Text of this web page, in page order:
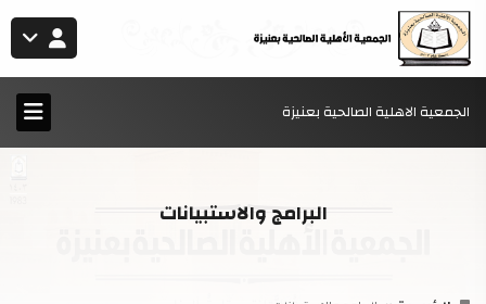
الجمعية الاهلية الصالحية بعنيزة
البرامج والاستبيانات